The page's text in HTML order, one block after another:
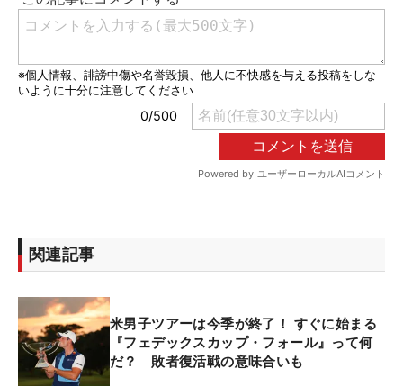
関連記事
米男子ツアーは今季が終了！ すぐに始まる
『フェデックスカップ・フォール』って何
だ？ 敗者復活戦の意味合いも